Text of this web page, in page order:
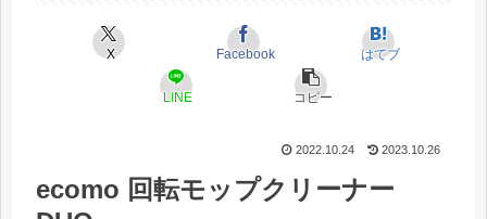
X Facebook はてブ
LINE コピー
2022.10.24 2023.10.26
ecomo 回転モップクリーナー